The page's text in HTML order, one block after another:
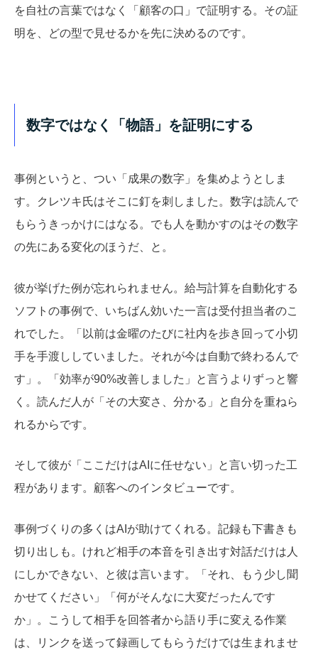
を自社の言葉ではなく「顧客の口」で証明する。その証
明を、どの型で見せるかを先に決めるのです。
数字ではなく「物語」を証明にする
事例というと、つい「成果の数字」を集めようとしま
す。クレツキ氏はそこに釘を刺しました。数字は読んで
もらうきっかけにはなる。でも人を動かすのはその数字
の先にある変化のほうだ、と。
彼が挙げた例が忘れられません。給与計算を自動化する
ソフトの事例で、いちばん効いた一言は受付担当者のこ
れでした。「以前は金曜のたびに社内を歩き回って小切
手を手渡ししていました。それが今は自動で終わるんで
す」。「効率が90%改善しました」と言うよりずっと響
く。読んだ人が「その大変さ、分かる」と自分を重ねら
れるからです。
そして彼が「ここだけはAIに任せない」と言い切った工
程があります。顧客へのインタビューです。
事例づくりの多くはAIが助けてくれる。記録も下書きも
切り出しも。けれど相手の本音を引き出す対話だけは人
にしかできない、と彼は言います。「それ、もう少し聞
かせてください」「何がそんなに大変だったんです
か」。こうして相手を回答者から語り手に変える作業
は、リンクを送って録画してもらうだけでは生まれませ